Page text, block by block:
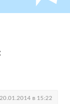
20.01.2014 в 15:22